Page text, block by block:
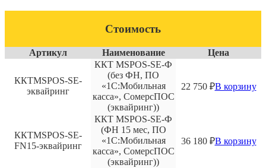
Стоимость
Артикул Наименование Цена
ККТMSPOS-SE-
эквайринг
ККТ MSPOS-SЕ-Ф
(без ФН, ПО
«1С:Мобильная
касса», СомерсПОС
(эквайринг))
22 750 ₽В корзину
ККТMSPOS-SE-
FN15-эквайринг
ККТ MSPOS-SЕ-Ф
(ФН 15 мес, ПО
«1С:Мобильная
касса», СомерсПОС
(эквайринг))
36 180 ₽В корзину